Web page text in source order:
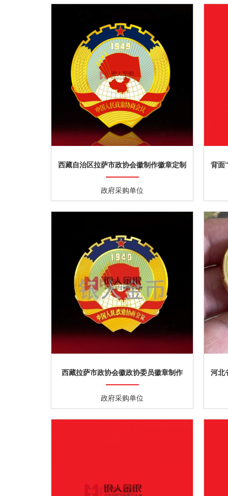
西藏自治区拉萨市政协会徽制作徽章定制
政府采购单位
背面
西藏拉萨市政协会徽政协委员徽章制作
政府采购单位
河北